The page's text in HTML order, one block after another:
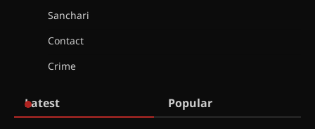
Sanchari
Contact
Crime
Latest Popular